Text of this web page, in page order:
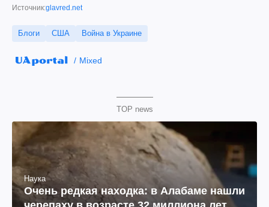
Источник:glavred.net
Блоги США Война в Украине
Mixed
TOP news
Наука
Очень редкая находка: в Алабаме нашли